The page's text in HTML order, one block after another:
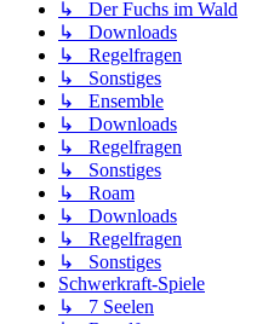
↳ Der Fuchs im Wald
↳ Downloads
↳ Regelfragen
↳ Sonstiges
↳ Ensemble
↳ Downloads
↳ Regelfragen
↳ Sonstiges
↳ Roam
↳ Downloads
↳ Regelfragen
↳ Sonstiges
Schwerkraft-Spiele
↳ 7 Seelen